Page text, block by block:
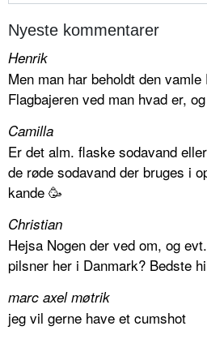
Nyeste kommentarer
Henrik
Men man har beholdt den
Flagbajeren ved man hvad er,
Camilla
Er det alm. flaske sodavand
de røde sodavand der bruges i
kande 🥳
Christian
Hejsa Nogen der ved om, og
pilsner her i Danmark? Bedste
marc axel møtrik
jeg vil gerne have et cumshot